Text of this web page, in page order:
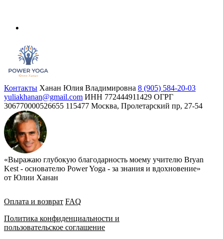
Контакты Ханан Юлия Владимировна 8 (905) 584-20-03
yuliakhanan@gmail.com ИНН 772444911429 ОГРГ
306770000526655 115477 Москва, Пролетарский пр, 27-54
«Выражаю глубокую благодарность моему учителю Bryan
Kest - основателю Power Yoga - за знания и вдохновение»
от Юлии Ханан
Оплата и возврат FAQ
Политика конфиденциальности и
пользовательское соглашение